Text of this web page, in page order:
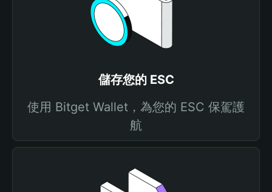
儲存您的 ESC
使用 Bitget Wallet，為您的 ESC 保駕護
航